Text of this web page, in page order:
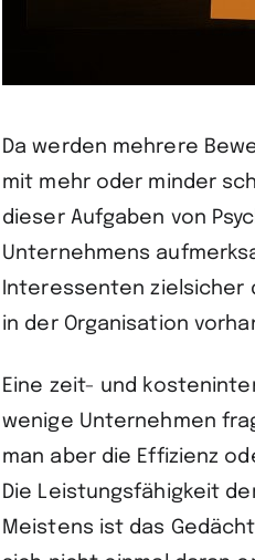
Da werden mehrere
mit mehr oder minder
dieser Aufgaben von
Unternehmens
Interessenten zielsicher
in der Organisation
Eine zeit- und
wenige Unternehmen
man aber die Effizienz
Die Leistungsfähigkeit
Meistens ist das